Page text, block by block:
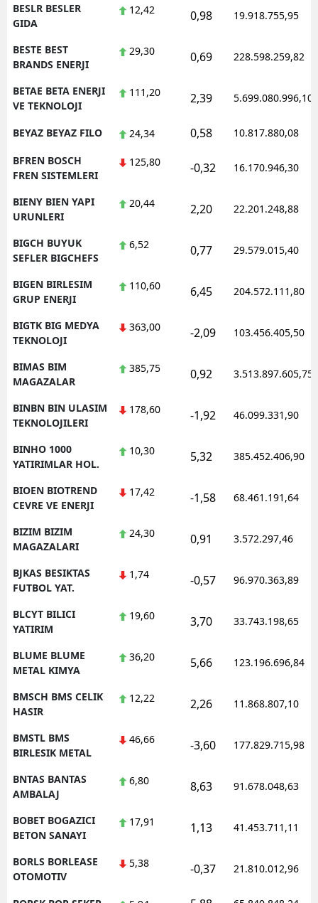
BESLR BESLER
GIDA
12,42 0,98 19.918.755,95
BESTE BEST
BRANDS ENERJI
29,30 0,69 228.598.259,82
BETAE BETA ENERJI
VE TEKNOLOJI
111,20 2,39 5.699.080.996,10
BEYAZ BEYAZ FILO 24,34 0,58 10.817.880,08
BFREN BOSCH
FREN SISTEMLERI
125,80 -0,32 16.170.946,30
BIENY BIEN YAPI
URUNLERI
20,44 2,20 22.201.248,88
BIGCH BUYUK
SEFLER BIGCHEFS
6,52 0,77 29.579.015,40
BIGEN BIRLESIM
GRUP ENERJI
110,60 6,45 204.572.111,80
BIGTK BIG MEDYA
TEKNOLOJI
363,00 -2,09 103.456.405,50
BIMAS BIM
MAGAZALAR
385,75 0,92 3.513.897.605,75
BINBN BIN ULASIM
TEKNOLOJILERI
178,60 -1,92 46.099.331,90
BINHO 1000
YATIRIMLAR HOL.
10,30 5,32 385.452.406,90
BIOEN BIOTREND
CEVRE VE ENERJI
17,42 -1,58 68.461.191,64
BIZIM BIZIM
MAGAZALARI
24,30 0,91 3.572.297,46
BJKAS BESIKTAS
FUTBOL YAT.
1,74 -0,57 96.970.363,89
BLCYT BILICI
YATIRIM
19,60 3,70 33.743.198,65
BLUME BLUME
METAL KIMYA
36,20 5,66 123.196.696,84
BMSCH BMS CELIK
HASIR
12,22 2,26 11.868.807,10
BMSTL BMS
BIRLESIK METAL
46,66 -3,60 177.829.715,98
BNTAS BANTAS
AMBALAJ
6,80 8,63 91.678.048,63
BOBET BOGAZICI
BETON SANAYI
17,91 1,13 41.453.711,11
BORLS BORLEASE
OTOMOTIV
5,38 -0,37 21.810.012,96